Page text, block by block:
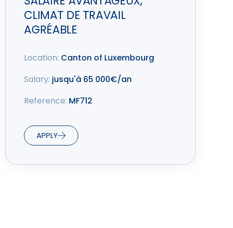
CLIMAT DE TRAVAIL
AGRÉABLE
Location: Canton of Luxembourg
Salary: jusqu'à 65 000€/an
Reference: MF712
APPLY